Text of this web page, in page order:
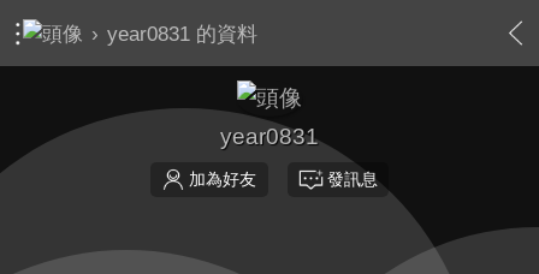
› year0831 的資料
year0831
加為好友 發訊息